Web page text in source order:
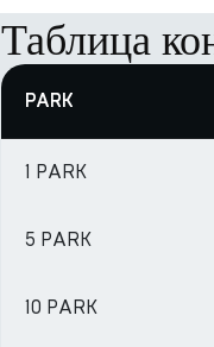
Таблица
PARK
1 PARK
5 PARK
10 PARK